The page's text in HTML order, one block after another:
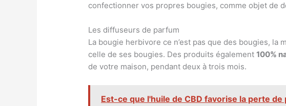
confectionner vos propres bougies, comme objet de
Les diffuseurs de parfum
La bougie herbivore ce n’est pas que des bougies, la
celle de ses bougies. Des produits également100%
de votre maison, pendant deux à trois mois.
Est-ce que l'huile de CBD favorise la perte de